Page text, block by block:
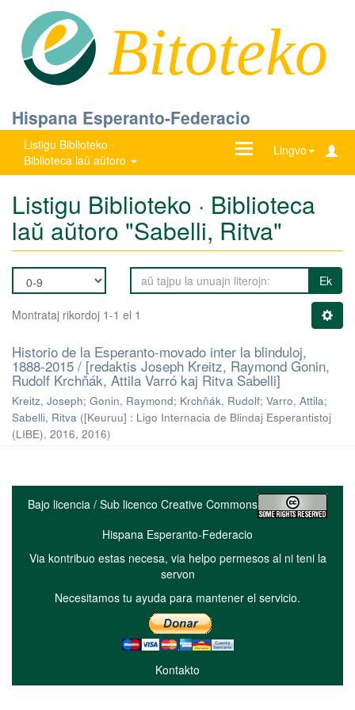
Bitoteko
Hispana Esperanto-Federacio
Listigu Biblioteko ·
Biblioteca laŭ aŭtoro
Lingvo
Ŝanĝu
Listigu Biblioteko · Biblioteca
laŭ aŭtoro "Sabelli, Ritva"
Ek
Montrataj rikordoj 1-1 el 1
Historio de la Esperanto-movado inter la blinduloj,
1888-2015 / [redaktis Joseph Kreitz, Raymond Gonin,
Rudolf Krchňák, Attila Varró kaj Ritva Sabelli]
Kreitz, Joseph; Gonin, Raymond; Krchňák, Rudolf; Varro, Attila;
Sabelli, Ritva ([Keuruu] : Ligo Internacia de Blindaj Esperantistoj
(LIBE), 2016, 2016)
Bajo licencia / Sub licenco Creative Commons
Hispana Esperanto-Federacio
Via kontribuo estas necesa, via helpo permesos al ni teni la
servon
Necesitamos tu ayuda para mantener el servicio.
Kontakto